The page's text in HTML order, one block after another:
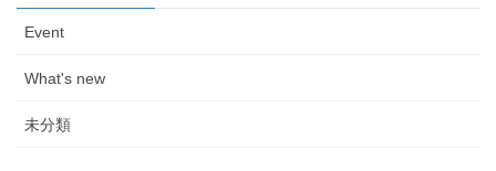
Event
What's new
未分類